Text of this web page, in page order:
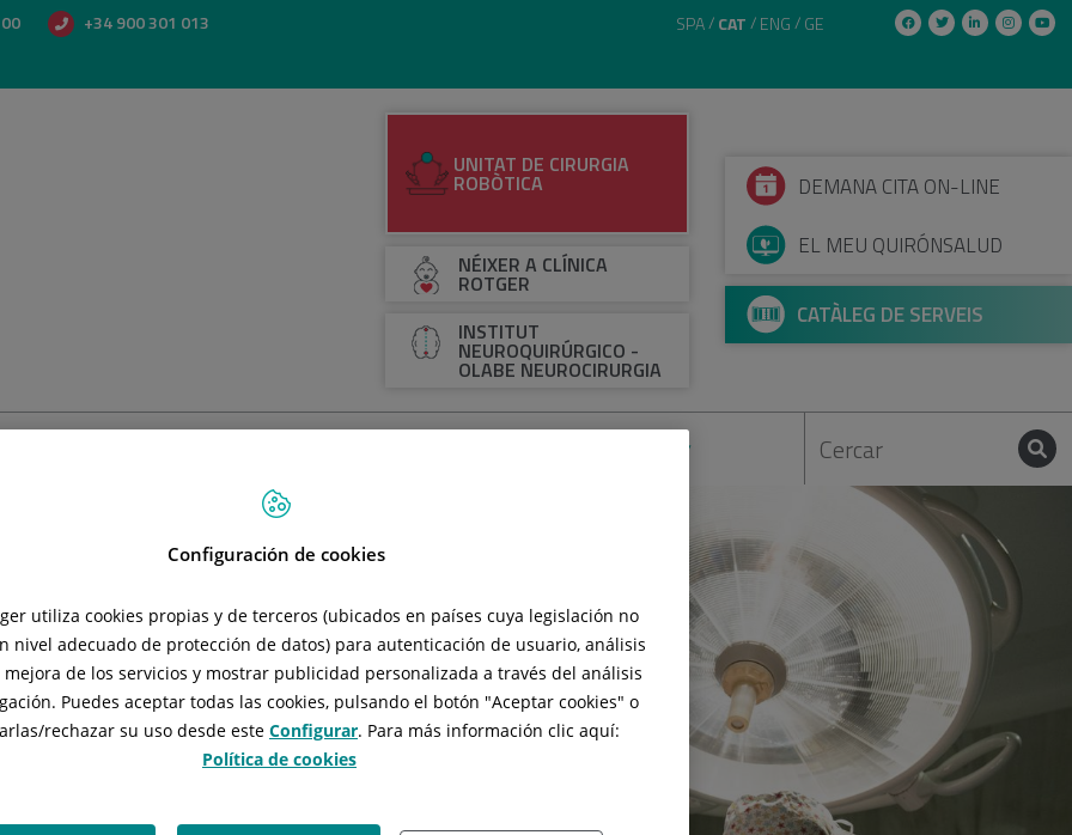
+34 900 301 013 SPA CAT ENG GE
UNITAT DE CIRURGIA
ROBÒTICA
NÉIXER A CLÍNICA
ROTGER
INSTITUT
NEUROQUIRÚRGICO -
OLABE NEUROCIRURGIA
DEMANA CITA ON-LINE
EL MEU QUIRÓNSALUD
CATÀLEG DE SERVEIS
acredita
resultats.
adequats i
Rotger en un
Configuración de cookies
utiliza cookies propias y de terceros (ubicados en países cuya legislación no
nivel adecuado de protección de datos) para autenticación de usuario, análisis
mejora de los servicios y mostrar publicidad personalizada a través del análisis
Puedes aceptar todas las cookies, pulsando el botón "Aceptar cookies" o
rechazar su uso desde este Configurar. Para más información clic aquí:
Política de cookies